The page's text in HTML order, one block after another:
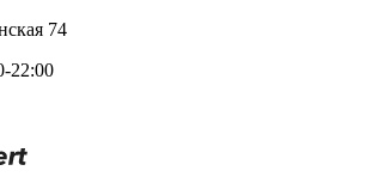
74
22:00